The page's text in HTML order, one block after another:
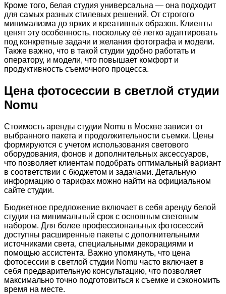
Кроме того, белая студия универсальна — она подходит
для самых разных стилевых решений. От строгого
минимализма до ярких и креативных образов. Клиенты
ценят эту особенность, поскольку её легко адаптировать
под конкретные задачи и желания фотографа и модели.
Также важно, что в такой студии удобно работать и
оператору, и модели, что повышает комфорт и
продуктивность съемочного процесса.
Цена фотосессии в светлой студии
Nomu
Стоимость аренды студии Nomu в Москве зависит от
выбранного пакета и продолжительности съемки. Цены
формируются с учетом использования светового
оборудования, фонов и дополнительных аксессуаров,
что позволяет клиентам подобрать оптимальный вариант
в соответствии с бюджетом и задачами. Детальную
информацию о тарифах можно найти на официальном
сайте студии.
Бюджетное предложение включает в себя аренду белой
студии на минимальный срок с основным световым
набором. Для более профессиональных фотосессий
доступны расширенные пакеты с дополнительными
источниками света, специальными декорациями и
помощью ассистента. Важно упомянуть, что цена
фотосессии в светлой студии Nomu часто включает в
себя предварительную консультацию, что позволяет
максимально точно подготовиться к съемке и сэкономить
время на месте.